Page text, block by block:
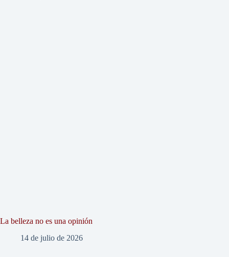
La belleza no es una opinión
14 de julio de 2026